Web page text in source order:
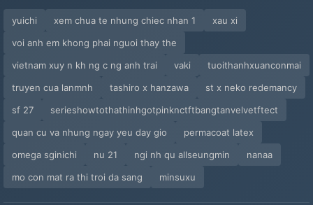
yuichi xem chua te nhung chiec nhan 1
xau xi
voi anh em khong phai nguoi thay the
vietnam xuy n kh ng c ng anh trai
vaki
tuoithanhxuanconmai
truyen cua lanmnh
tashiro x hanzawa
st x neko redemancy
sf 27
serieshowtothathinhgotpinknctftbangtanvelvetftect
quan cu va nhung ngay yeu day gio
permacoat latex
omega sginichi
nu 21 ngi nh qu allseungmin
nanaa
mo con mat ra thi troi da sang
minsuxu